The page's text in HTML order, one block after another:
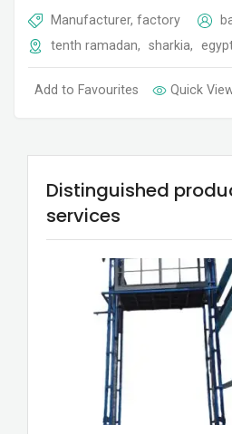
Manufacturer, factory
tenth ramadan, sharkia,
Add to Favourites Quick
Distinguished
services